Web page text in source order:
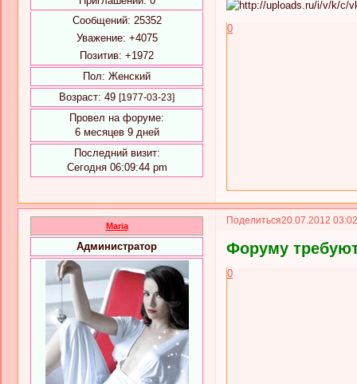
Сообщений: 25352
Уважение: +4075
Позитив: +1972
Пол: Женский
Возраст: 49 [1977-03-23]
Провел на форуме:
6 месяцев 9 дней
Последний визит:
Сегодня 06:09:44 pm
0
Поделиться20.07.2012
Maria
Администратор Форуму
0